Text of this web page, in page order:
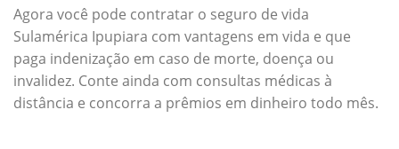
Agora você pode contratar o seguro de vida
Sulamérica Ipupiara com vantagens em vida e que
paga indenização em caso de morte, doença ou
invalidez. Conte ainda com consultas médicas à
distância e concorra a prêmios em dinheiro todo mês.